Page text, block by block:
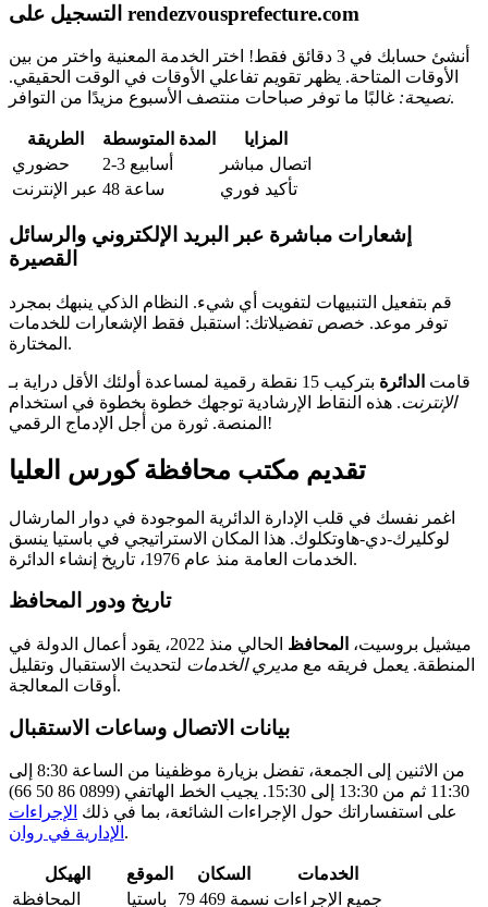
التسجيل على rendezvousprefecture.com
أنشئ حسابك في 3 دقائق فقط! اختر الخدمة المعنية واختر من بين
الأوقات المتاحة. يظهر تقويم تفاعلي الأوقات في الوقت الحقيقي.
نصيحة:غالبًا ما توفر صباحات منتصف الأسبوع مزيدًا من التوافر.
الطريقة المدة المتوسطة
المزايا
حضوري
2-3 أسابيع
اتصال مباشر
عبر الإنترنت
48 ساعة تأكيد فوري
إشعارات مباشرة عبر البريد الإلكتروني والرسائل
القصيرة
قم بتفعيل التنبيهات لتفويت أي شيء. النظام الذكي ينبهك بمجرد
توفر موعد. خصص تفضيلاتك: استقبل فقط الإشعارات للخدمات
المختارة.
قامت الدائرة بتركيب 15 نقطة رقمية لمساعدة أولئك الأقل دراية بـ
الإنترنت. هذه النقاط الإرشادية توجهك خطوة بخطوة في استخدام
المنصة. ثورة من أجل الإدماج الرقمي!
تقديم مكتب محافظة كورس العليا
اغمر نفسك في قلب الإدارة الدائرية الموجودة في دوار المارشال
لوكليرك-دي-هاوتكلوك. هذا المكان الاستراتيجي في باستيا ينسق
الخدمات العامة منذ عام 1976، تاريخ إنشاء الدائرة.
تاريخ ودور المحافظ
ميشيل بروسيت، المحافظ
الحالي منذ 2022، يقود أعمال الدولة في
المنطقة. يعمل فريقه مع مديري الخدمات لتحديث الاستقبال وتقليل
أوقات المعالجة.
بيانات الاتصال وساعات الاستقبال
من الاثنين إلى الجمعة، تفضل بزيارة موظفينا من الساعة 8:30 إلى
11:30 ثم من 13:30 إلى 15:30. يجيب الخط الهاتفي (0899 86 50 66)
على استفساراتك حول الإجراءات الشائعة، بما في ذلك الإجراءات
الإدارية في روان .
الهيكل الموقع السكان
الخدمات
المحافظة
باستيا 79 469 نسمة جميع الإجراءات